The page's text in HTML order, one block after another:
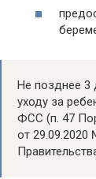
Не позднее 3
уходу за
ФСС (п. 47
от 29.09.2020